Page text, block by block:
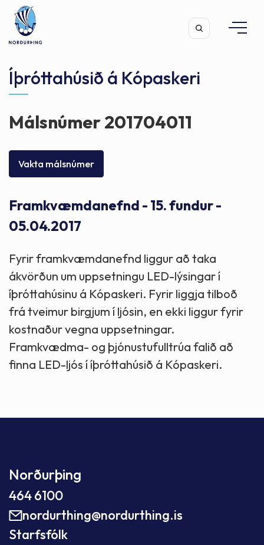
Leita
Íþróttahúsið á Kópaskeri
Málsnúmer 201704011
Vakta málsnúmer
Framkvæmdanefnd - 15. fundur -
05.04.2017
Fyrir framkvæmdanefnd liggur að taka
ákvörðun um uppsetningu LED-lýsingar í
íþróttahúsinu á Kópaskeri. Fyrir liggja tilboð
frá tveimur birgjum í ljósin, en ekki liggur fyrir
kostnaður vegna uppsetningar.
Framkvædma- og þjónustufulltrúa falið að
finna LED-ljós í íþróttahúsið á Kópaskeri.
Norðurþing
464 6100
nordurthing@nordurthing.is
Starfsfólk